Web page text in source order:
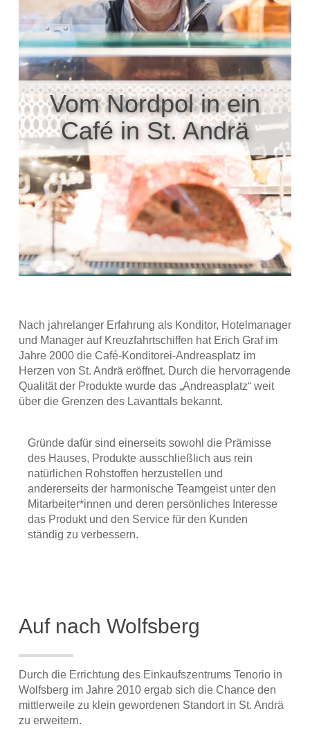
Vom Nordpol in ein
Café in St. Andrä
Nach jahrelanger Erfahrung als Konditor, Hotelmanager
und Manager auf Kreuzfahrtschiffen hat Erich Graf im
Jahre 2000 die Café-Konditorei-Andreasplatz im
Herzen von St. Andrä eröffnet. Durch die hervorragende
Qualität der Produkte wurde das „Andreasplatz“ weit
über die Grenzen des Lavanttals bekannt.
Gründe dafür sind einerseits sowohl die Prämisse
des Hauses, Produkte ausschließlich aus rein
natürlichen Rohstoffen herzustellen und
andererseits der harmonische Teamgeist unter den
Mitarbeiter*innen und deren persönliches Interesse
das Produkt und den Service für den Kunden
ständig zu verbessern.
Auf nach Wolfsberg
Durch die Errichtung des Einkaufszentrums Tenorio in
Wolfsberg im Jahre 2010 ergab sich die Chance den
mittlerweile zu klein gewordenen Standort in St. Andrä
zu erweitern.